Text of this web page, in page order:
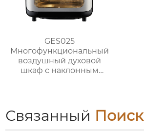
GES025
Многофункциональный
воздушный духовой
шкаф с наклонным
Связанный Поиск